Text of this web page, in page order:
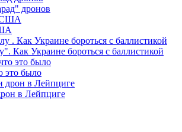
дронов
Как Украине бороться с баллистикой
это было
в Лейпциге